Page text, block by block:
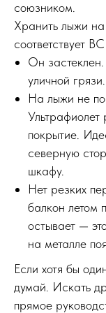
союзником.
Хранить лыжи
соответствует
Он
уличной грязи.
На лыжи не
Ультрафиолет
покрытие.
северную
шкафу.
Нет резких
балкон летом
остывает —
на металле
Если хотя бы
думай. Искать
прямое